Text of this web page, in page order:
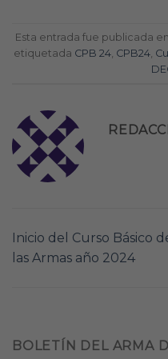
Esta entrada fue publicada en
etiquetada CPB 24 CPB24
Inicio del Curso Básico
las Armas año 2024
BOLETÍN DEL ARMA